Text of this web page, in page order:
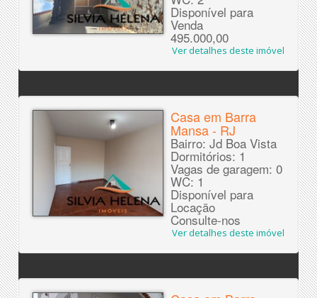
Disponível para
Venda
495.000,00
Ver detalhes deste imóvel
Casa em Barra
Mansa - RJ
Bairro: Jd Boa Vista
Dormitórios: 1
Vagas de garagem: 0
WC: 1
Disponível para
Locação
Consulte-nos
Ver detalhes deste imóvel